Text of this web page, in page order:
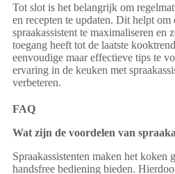
Tot slot is het belangrijk om
en recepten te updaten. Dit helpt
spraakassistent te maximaliseren en
toegang heeft tot de laatste
eenvoudige maar effectieve tips te
ervaring in de keuken met
verbeteren.
FAQ
Wat zijn de voordelen van
Spraakassistenten maken het koken
handsfree bediening bieden.